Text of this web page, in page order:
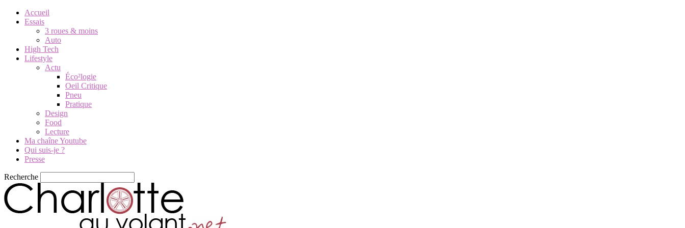
Accueil
Essais
3 roues & moins
Auto
High Tech
Lifestyle
Actu
Éco²logie
Oeil Critique
Pneu
Pratique
Design
Food
Lecture
Ma chaîne Youtube
Qui suis-je ?
Presse
Recherche